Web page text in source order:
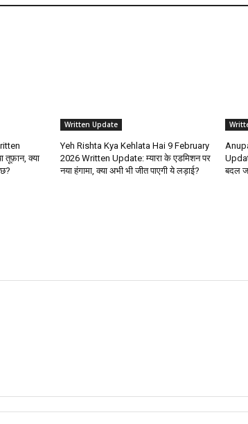
तूफ़ान, क्या
Written Update
Yeh Rishta Kya Kehlata Hai 9 February
2026 Written Update: म्यारा के एडमिशन पर
नया हंगामा, क्या अभी भी जीत पाएगी ये लड़ाई?
बदल